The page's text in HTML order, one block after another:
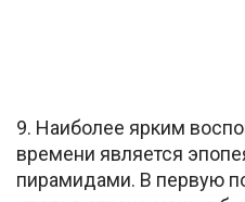
9. Наиболее ярким
времени является
пирамидами. В первую